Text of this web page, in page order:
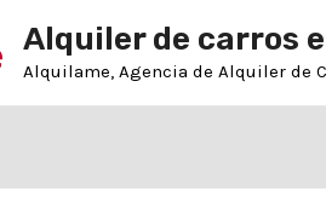
Alquiler de carros
Alquilame, Agencia de Alquiler de
navigation